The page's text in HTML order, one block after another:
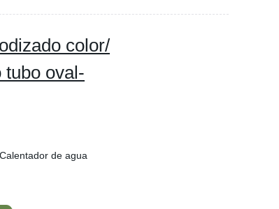
color/
tubo oval-
de agua